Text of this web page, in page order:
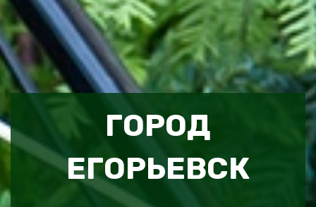
ГОРОД
ЕГОРЬЕВСК